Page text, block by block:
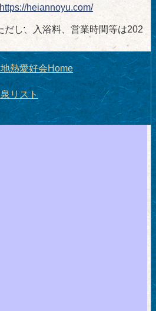
https://heiannoyu.com/
し、入浴料、営業時間等は202
熱愛好会Home
リスト